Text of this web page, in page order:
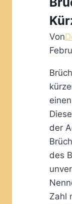
Von
der
des
Zahl